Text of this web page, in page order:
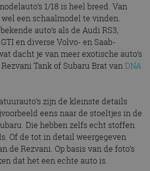
1/18 is heel breed. Van
een schaalmodel te vinden.
auto’s als de Audi RS3,
en diverse Volvo- en Saab-
dacht je van meer exotische auto’s
Rezvani Tank of Subaru Brat vanDNA
zijn de kleinste details
eens naar de stoeltjes in de
Die hebben zelfs echt stoffen
Of de tot in detail weergegeven
de Rezvani. Op basis van de foto’s
dat het een echte auto is.